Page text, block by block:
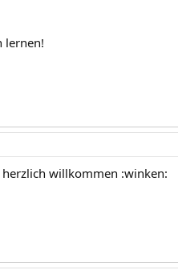
lernen!
willkommen :winken: